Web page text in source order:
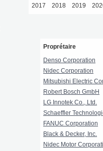
2017 2018 2019
Proprétaire
Denso Corporation
Nidec Corporation
Mitsubishi Electric
Robert Bosch GmbH
LG Innotek Co., Ltd.
Schaeffler
FANUC Corporation
Black & Decker, Inc.
Nidec Motor